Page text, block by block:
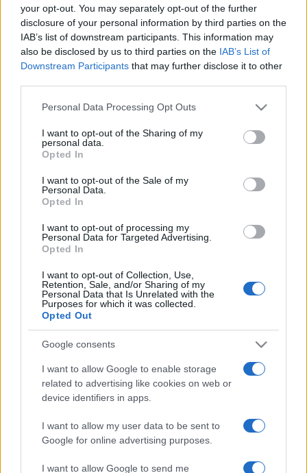
your opt-out. You may separately opt-out of the further
disclosure of your personal information by third parties on the
IAB’s list of downstream participants. This information may
also be disclosed by us to third parties on the IAB’s List of
Downstream Participants that may further disclose it to other
Please note that this website/app uses one or more Google
not limited to your visit or usage behaviour. You may click to
grant or deny consent to Google and its third-party tags to
use your data for below specified purposes in below Google
consent section.
Personal Data Processing Opt Outs
I want to opt-out of the Sharing of my
personal data.
Opted In
I want to opt-out of the Sale of my
Personal Data.
Opted In
I want to opt-out of processing my
Personal Data for Targeted Advertising.
Opted In
I want to opt-out of Collection, Use,
Retention, Sale, and/or Sharing of my
Personal Data that Is Unrelated with the
Purposes for which it was collected.
Opted Out
Google consents
I want to allow Google to enable storage
related to advertising like cookies on web or
device identifiers in apps.
I want to allow my user data to be sent to
Google for online advertising purposes.
I want to allow Google to send me
Országos hírek
Megérkezett az eső a Duna vízgyűjtőjére
Helyi hírek
másodfokúra csökken a riasztás
Országos hírek
Egyetem
HÍRDETÉS
HÍRDETÉS
LEGOLVASOTTABB